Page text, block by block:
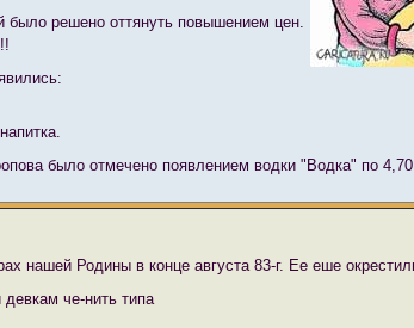
было решено оттянуть повышением цен.
было отмечено появлением водки "Водка" по
нашей Родины в конце августа 83-г. Ее еше
че-нить типа